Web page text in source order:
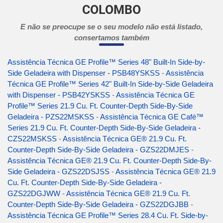
COLOMBO
E não se preocupe se o seu modelo não está listado,
consertamos também
Assistência Técnica GE Profile™ Series 48" Built-In Side-by-
Side Geladeira with Dispenser - PSB48YSKSS -Assistência
Técnica GE Profile™ Series 42" Built-In Side-by-Side Geladeira
with Dispenser - PSB42YSKSS -Assistência Técnica GE
Profile™ Series 21.9 Cu. Ft. Counter-Depth Side-By-Side
Geladeira - PZS22MSKSS -Assistência Técnica GE Café™
Series 21.9 Cu. Ft. Counter-Depth Side-By-Side Geladeira -
CZS22MSKSS -Assistência Técnica GE® 21.9 Cu. Ft.
Counter-Depth Side-By-Side Geladeira - GZS22DMJES -
Assistência Técnica GE® 21.9 Cu. Ft. Counter-Depth Side-By-
Side Geladeira - GZS22DSJSS -Assistência Técnica GE® 21.9
Cu. Ft. Counter-Depth Side-By-Side Geladeira -
GZS22DGJWW -Assistência Técnica GE® 21.9 Cu. Ft.
Counter-Depth Side-By-Side Geladeira - GZS22DGJBB -
Assistência Técnica GE Profile™ Series 28.4 Cu. Ft. Side-by-